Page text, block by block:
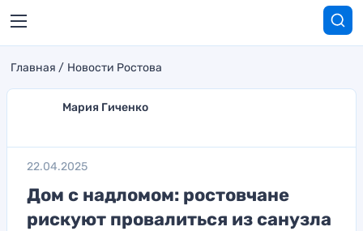
Главная Новости Ростова
Мария Гиченко
22.04.2025
Дом с надломом: ростовчане
рискуют провалиться из санузла